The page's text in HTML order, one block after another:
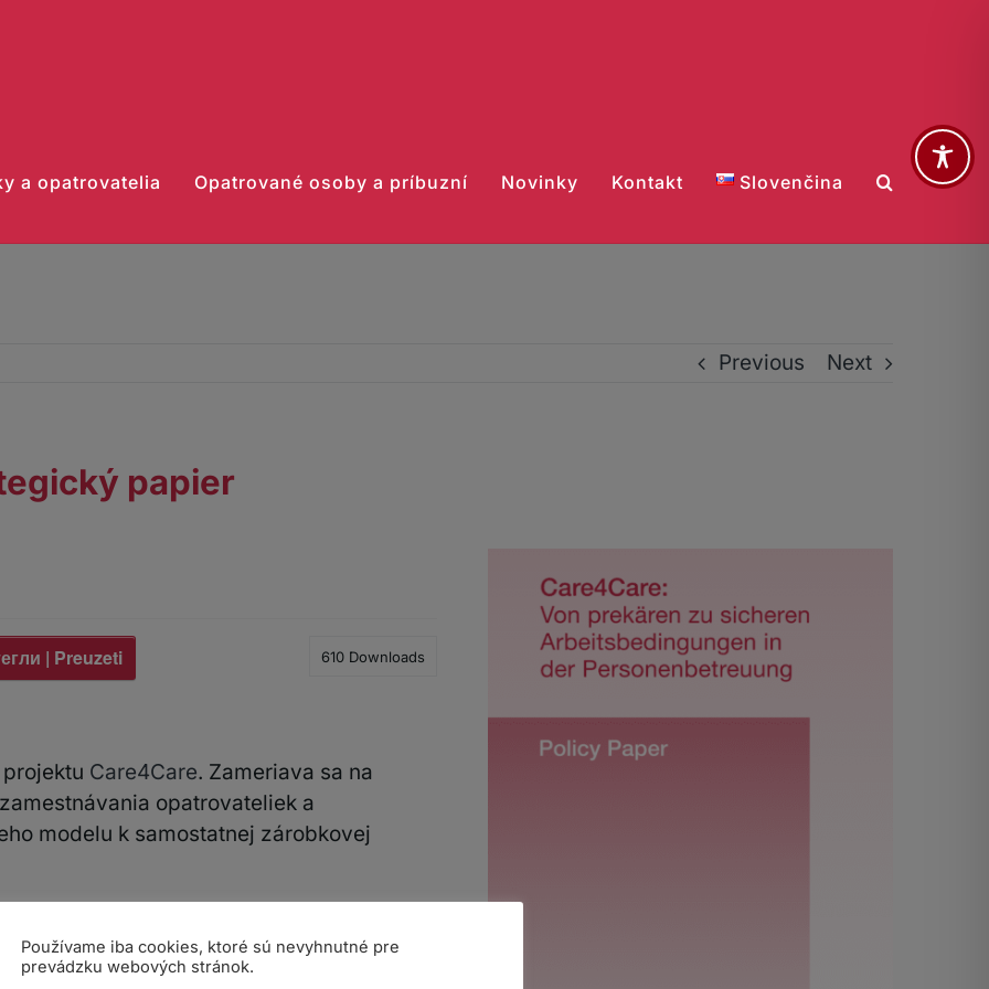
a opatrovatelia Opatrované osoby a príbuzní Novinky Kontakt Slovenčina
Previous Next
papier
| Preuzeti 610Downloads
Care4Care. Zameriava sa na
opatrovateliek a
modelu k samostatnej zárobkovej
a Rumunska (FEMINIST FRONT),
vypracované odporúčania pre bezpečnú
na medzinárodnú spoluprácu medzi
Používame iba cookies, ktoré sú nevyhnutné pre
prevádzku webových stránok.